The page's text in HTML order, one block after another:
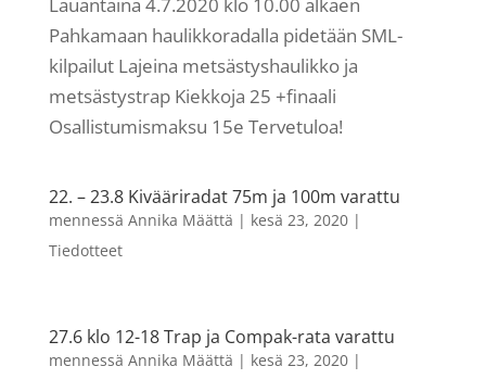
Pahkamaan haulikkoradalla pidetään SML-
kilpailut Lajeina metsästyshaulikko ja
metsästystrap Kiekkoja 25 +finaali
Osallistumismaksu 15e Tervetuloa!
22. – 23.8 Kivääriradat 75m ja 100m varattu
mennessä Annika Määttä | kesä 23, 2020|
Tiedotteet
27.6 klo 12-18 Trap ja Compak-rata varattu
mennessä Annika Määttä | kesä 23, 2020|